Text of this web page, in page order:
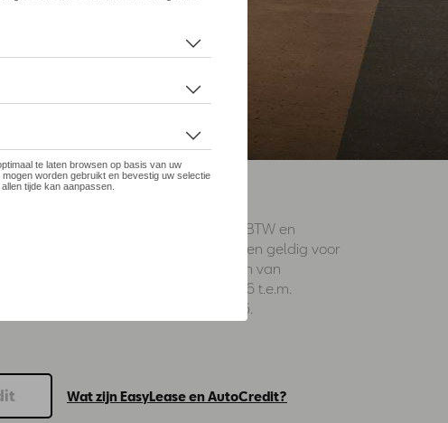
BEWIJST
Prijzen incl. BTW en
aanbiedingen geldig voor
particulieren van
30/06/2026 t.e.m.
31/08/2026.
Wat zijn EasyLease en AutoCredit?